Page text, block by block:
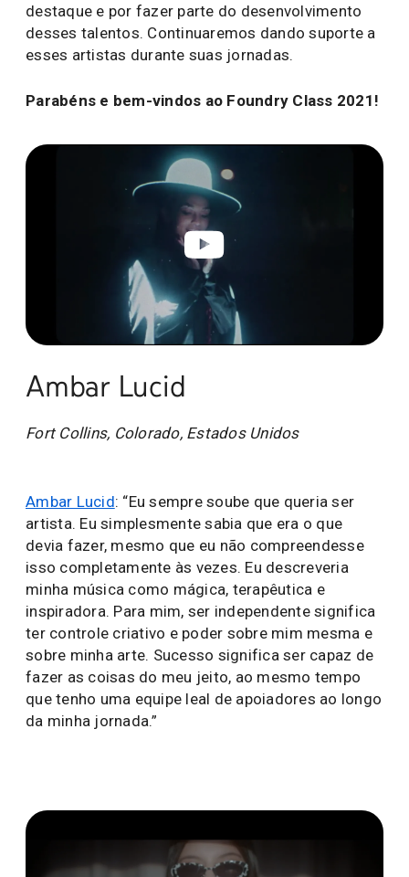
destaque e por fazer parte do desenvolvimento
desses talentos. Continuaremos dando suporte a
esses artistas durante suas jornadas.
Parabéns e bem-vindos ao Foundry Class 2021!
Ambar Lucid
Fort Collins, Colorado, Estados Unidos
Ambar Lucid: “Eu sempre soube que queria ser
artista. Eu simplesmente sabia que era o que
devia fazer, mesmo que eu não compreendesse
isso completamente às vezes. Eu descreveria
minha música como mágica, terapêutica e
inspiradora. Para mim, ser independente significa
ter controle criativo e poder sobre mim mesma e
sobre minha arte. Sucesso significa ser capaz de
fazer as coisas do meu jeito, ao mesmo tempo
que tenho uma equipe leal de apoiadores ao longo
da minha jornada.”